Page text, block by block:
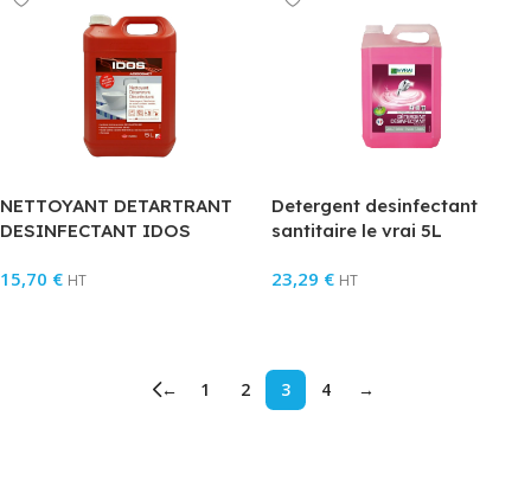
NETTOYANT DETARTRANT
DESINFECTANT IDOS
15,70 € HT
Detergent desinfectant
santitaire le vrai 5L
23,29 € HT
← 1 2 3 4 →